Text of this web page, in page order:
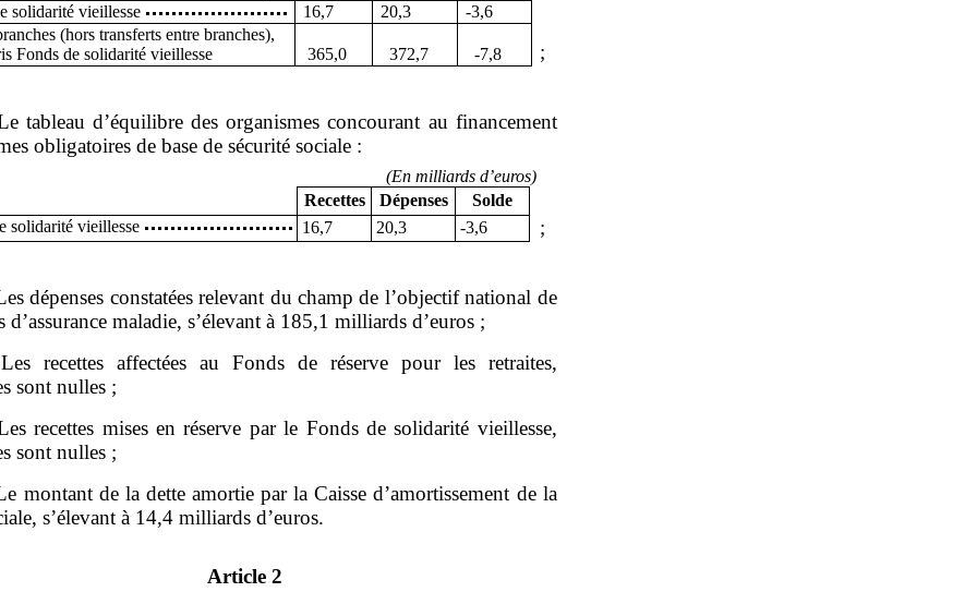
solidarité vieillesse
16,7 20,3
‑3,6
(hors transferts entre branches),
Fonds de solidarité vieillesse
365,0 372,7 ‑7,8 ;
tableau d’équilibre des organismes concourant au financement
obligatoires de base de sécurité sociale :
(En milliards d’euros)
Recettes
Dépenses
Solde
solidarité vieillesse
16,7 20,3 ‑3,6 ;
dépenses constatées relevant du champ de l’objectif national de
d’assurance maladie, s’élevant à 185,1 milliards d’euros ;
recettes affectées au Fonds de réserve pour les retraites,
sont nulles ;
recettes mises en réserve par le Fonds de solidarité vieillesse,
sont nulles ;
montant de la dette amortie par la Caisse d’amortissement de la
s’élevant à 14,4 milliards d’euros.
Article 2